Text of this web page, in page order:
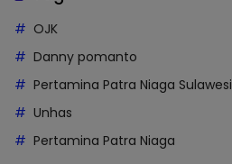
OJK
Danny pomanto
Pertamina Patra Niaga Sulawesi
Unhas
Pertamina Patra Niaga